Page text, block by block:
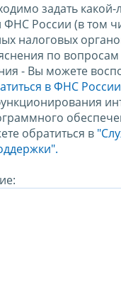
задать
ФНС России (в том
налоговых
по вопросам
- Вы можете
в ФНС
обратиться в